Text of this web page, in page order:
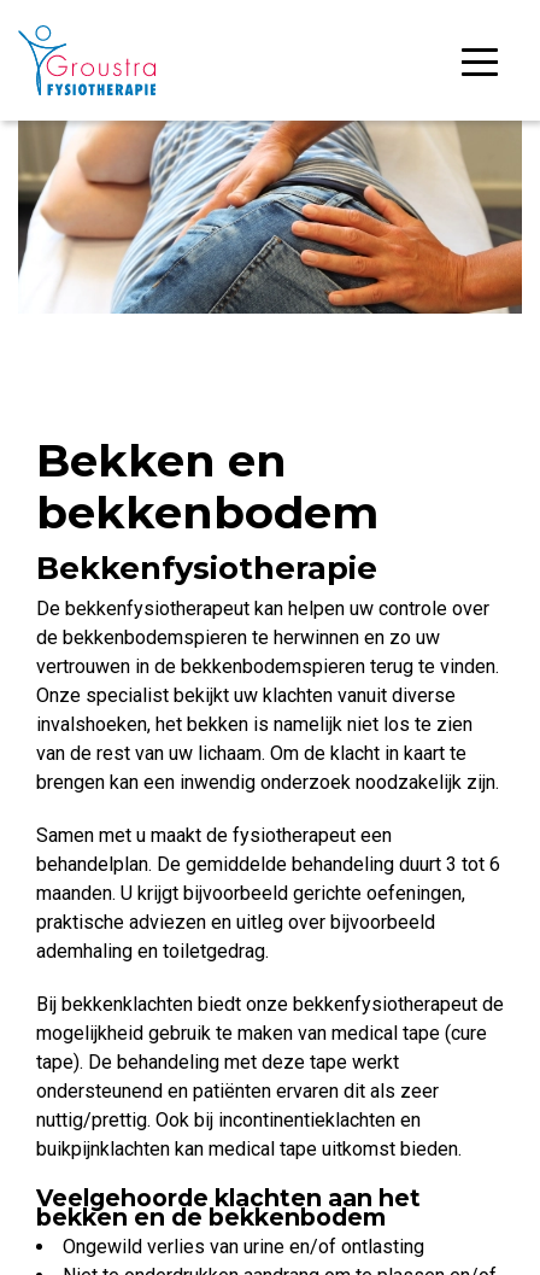
Bekken en
bekkenbodem
Bekkenfysiotherapie
De bekkenfysiotherapeut kan helpen uw controle over
de bekkenbodemspieren te herwinnen en zo uw
vertrouwen in de bekkenbodemspieren terug te vinden.
Onze specialist bekijkt uw klachten vanuit diverse
invalshoeken, het bekken is namelijk niet los te zien
van de rest van uw lichaam. Om de klacht in kaart te
brengen kan een inwendig onderzoek noodzakelijk zijn.
Samen met u maakt de fysiotherapeut een
behandelplan. De gemiddelde behandeling duurt 3 tot 6
maanden. U krijgt bijvoorbeeld gerichte oefeningen,
praktische adviezen en uitleg over bijvoorbeeld
ademhaling en toiletgedrag.
Bij bekkenklachten biedt onze bekkenfysiotherapeut de
mogelijkheid gebruik te maken van medical tape (cure
tape). De behandeling met deze tape werkt
ondersteunend en patiënten ervaren dit als zeer
nuttig/prettig. Ook bij incontinentieklachten en
buikpijnklachten kan medical tape uitkomst bieden.
Veelgehoorde klachten aan het
bekken en de bekkenbodem
Ongewild verlies van urine en/of ontlasting